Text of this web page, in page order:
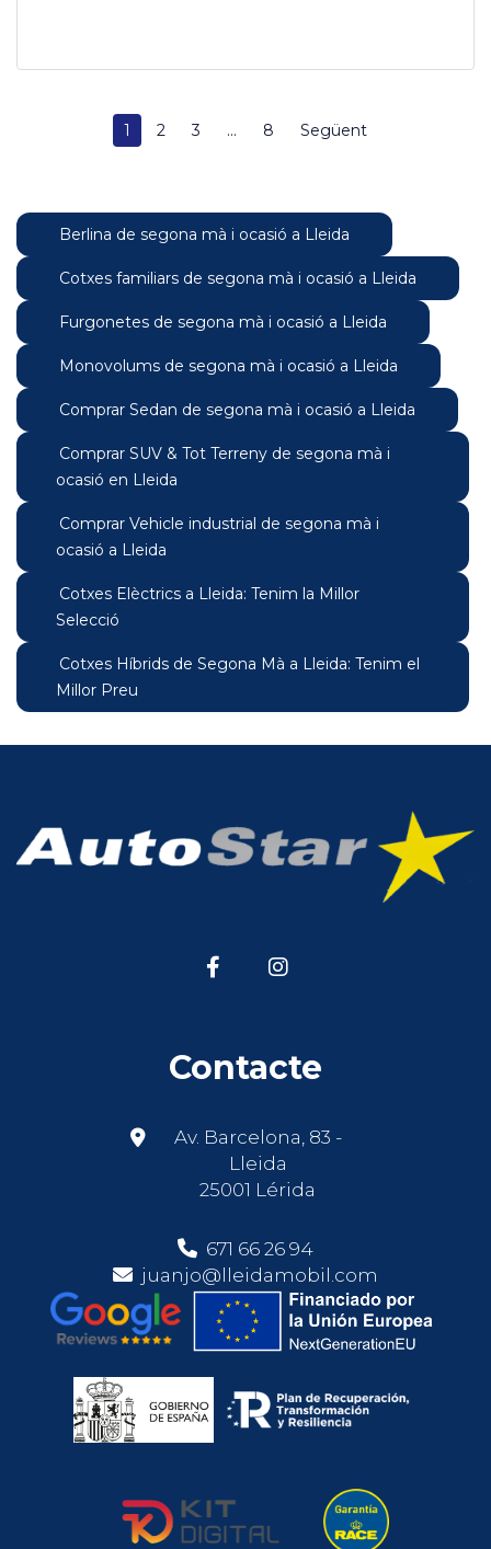
1 2 3 ... 8 Següent
Berlina de segona mà i ocasió a Lleida
Cotxes familiars de segona mà i ocasió a Lleida
Furgonetes de segona mà i ocasió a Lleida
Monovolums de segona mà i ocasió a Lleida
Comprar Sedan de segona mà i ocasió a Lleida
Comprar SUV & Tot Terreny de segona mà i
ocasió en Lleida
Comprar Vehicle industrial de segona mà i
ocasió a Lleida
Cotxes Elèctrics a Lleida: Tenim la Millor
Selecció
Cotxes Híbrids de Segona Mà a Lleida: Tenim el
Millor Preu
Contacte
Av. Barcelona, 83 -
Lleida
25001 Lérida
671 66 26 94
juanjo@lleidamobil.com